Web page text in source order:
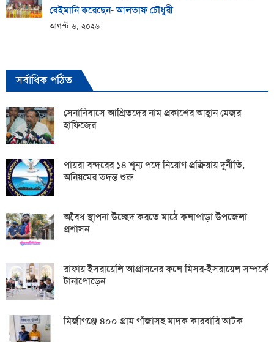
বেইমানি করেছেন- আলতাফ চৌধুরী
আগস্ট ৬, ২০২৬
সর্বাধিক পঠিত
সেনানিবাসে আশ্রিতদের নাম প্রকাশের আহ্বান মেজর
হাফিজের
পায়রা বন্দরের ১৪ শূন্য পদে নিয়োগ প্রক্রিয়ায় দুর্নীতি,
অনিয়মের তদন্ত শুরু
অবৈধ স্থাপনা উচ্ছেদ করতে মাঠে কলাপাড়া উপজেলা
প্রশাসন
রাফায় ইসরায়েলি আগ্রাসনের ফলে মিসর-ইসরায়েল সম্পর্কে
টানাপোড়েন
মির্জাগঞ্জে ৪০০ গ্রাম গাঁজাসহ মাদক কারবারি আটক